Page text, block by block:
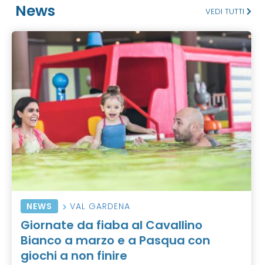
News VEDI TUTTI
NEWS VAL GARDENA
Giornate da fiaba al Cavallino
Bianco a marzo e a Pasqua con
giochi a non finire